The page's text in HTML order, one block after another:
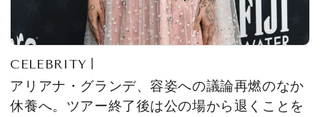
CELEBRITY
アリアナ・グランデ、容姿への議論再燃のなか
休養へ。ツアー終了後は公の場から退くことを